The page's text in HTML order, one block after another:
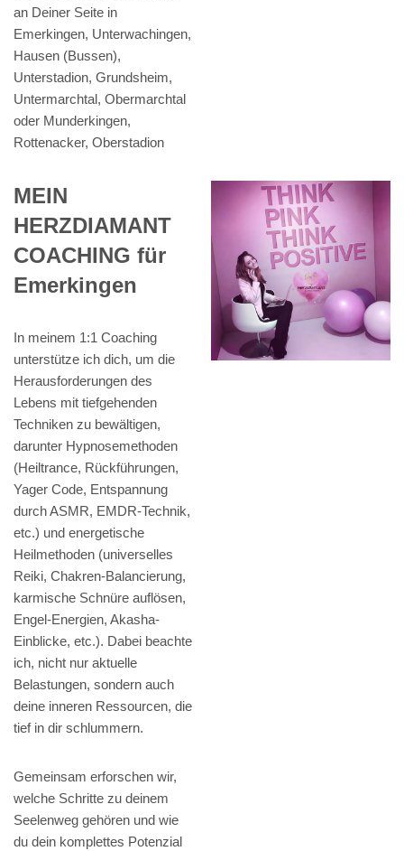
an Deiner Seite in
Emerkingen, Unterwachingen,
Hausen (Bussen),
Unterstadion, Grundsheim,
Untermarchtal, Obermarchtal
oder Munderkingen,
Rottenacker, Oberstadion
MEIN
HERZDIAMANT
COACHING für
Emerkingen
In meinem 1:1 Coaching
unterstütze ich dich, um die
Herausforderungen des
Lebens mit tiefgehenden
Techniken zu bewältigen,
darunter Hypnosemethoden
(Heiltrance, Rückführungen,
Yager Code, Entspannung
durch ASMR, EMDR-Technik,
etc.) und energetische
Heilmethoden (universelles
Reiki, Chakren-Balancierung,
karmische Schnüre auflösen,
Engel-Energien, Akasha-
Einblicke, etc.). Dabei beachte
ich, nicht nur aktuelle
Belastungen, sondern auch
deine inneren Ressourcen, die
tief in dir schlummern.
Gemeinsam erforschen wir,
welche Schritte zu deinem
Seelenweg gehören und wie
du dein komplettes Potenzial